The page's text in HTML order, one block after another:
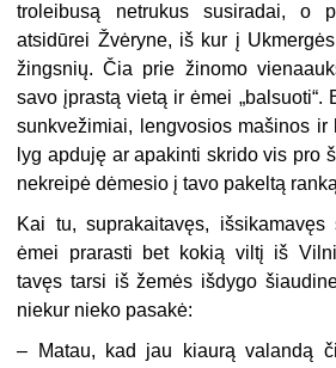
troleibusą netrukus susiradai, o
atsidūrei Žvėryne, iš kur į
žingsnių. Čia prie žinomo
savo įprastą vietą ir ėmei „balsuoti“.
sunkvežimiai, lengvosios mašinos ir
lyg apduję ar apakinti skrido vis pro
nekreipė dėmesio į tavo pakeltą
Kai tu, suprakaitavęs, išsikamavęs
ėmei prarasti bet kokią viltį iš
tavęs tarsi iš žemės išdygo
niekur nieko pasakė:
– Matau, kad jau kiaurą valandą